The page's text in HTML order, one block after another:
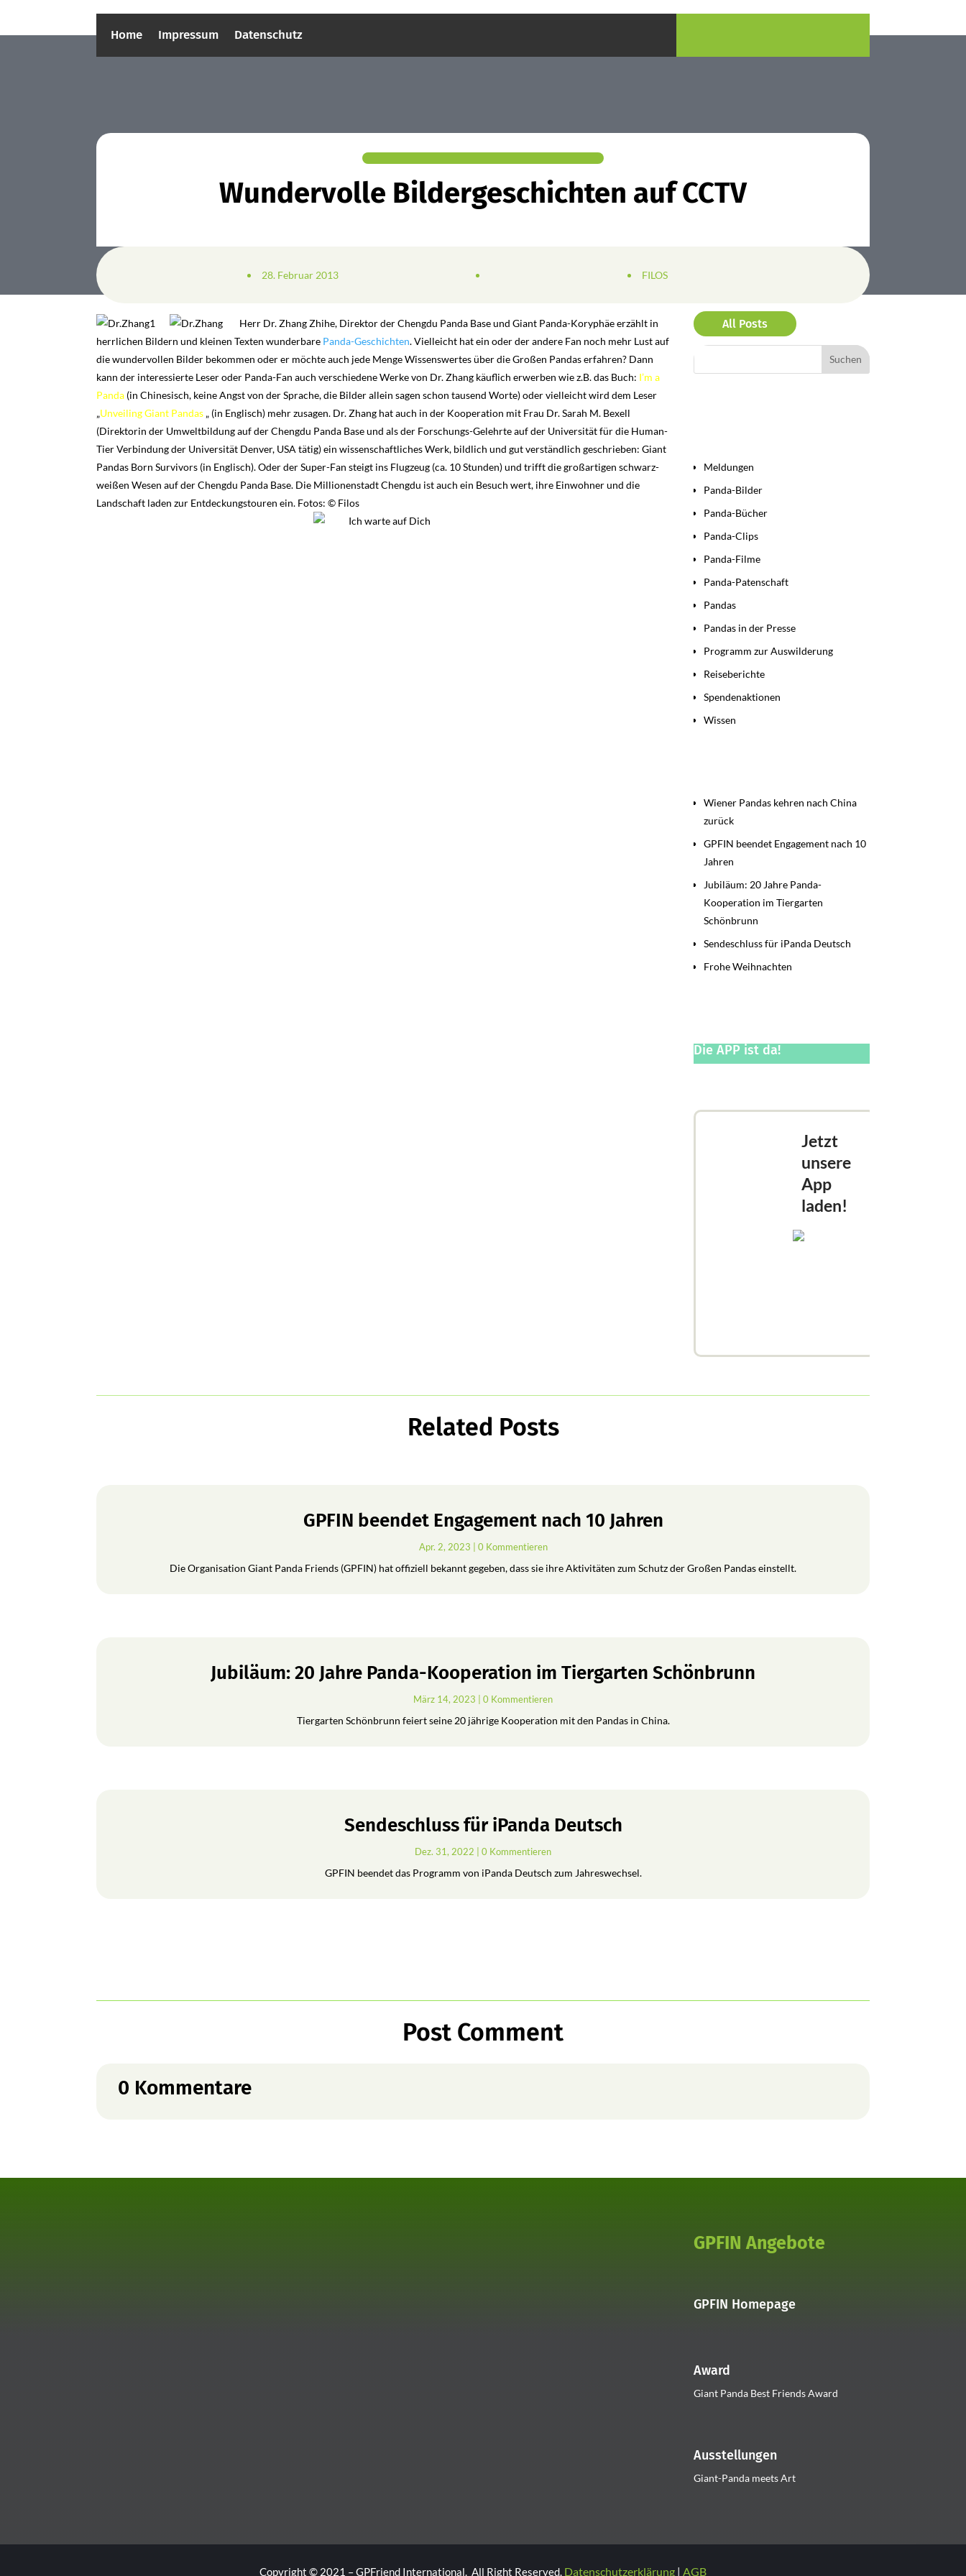
Home Impressum Datenschutz
Wundervolle Bildergeschichten auf CCTV
28. Februar 2013 FILOS
Herr Dr. Zhang Zhihe, Direktor der Chengdu Panda Base und Giant Panda-Koryphäe erzählt in
herrlichen Bildern und kleinen Texten wunderbare Panda-Geschichten. Vielleicht hat ein oder der andere Fan noch mehr Lust auf
die wundervollen Bilder bekommen oder er möchte auch jede Menge Wissenswertes über die Großen Pandas erfahren? Dann
kann der interessierte Leser oder Panda-Fan auch verschiedene Werke von Dr. Zhang käuflich erwerben wie z.B. das Buch: I’m a
Panda (in Chinesisch, keine Angst von der Sprache, die Bilder allein sagen schon tausend Worte) oder vielleicht wird dem Leser
„Unveiling Giant Pandas „ (in Englisch) mehr zusagen. Dr. Zhang hat auch in der Kooperation mit Frau Dr. Sarah M. Bexell
(Direktorin der Umweltbildung auf der Chengdu Panda Base und als der Forschungs-Gelehrte auf der Universität für die Human-
Tier Verbindung der Universität Denver, USA tätig) ein wissenschaftliches Werk, bildlich und gut verständlich geschrieben: Giant
Pandas Born Survivors (in Englisch). Oder der Super-Fan steigt ins Flugzeug (ca. 10 Stunden) und trifft die großartigen schwarz-
weißen Wesen auf der Chengdu Panda Base. Die Millionenstadt Chengdu ist auch ein Besuch wert, ihre Einwohner und die
Landschaft laden zur Entdeckungstouren ein. Fotos: © Filos
All Posts
Meldungen
Panda-Bilder
Panda-Bücher
Panda-Clips
Panda-Filme
Panda-Patenschaft
Pandas
Pandas in der Presse
Programm zur Auswilderung
Reiseberichte
Spendenaktionen
Wissen
Wiener Pandas kehren nach China
zurück
GPFIN beendet Engagement nach 10
Jahren
Jubiläum: 20 Jahre Panda-
Kooperation im Tiergarten
Schönbrunn
Sendeschluss für iPanda Deutsch
Frohe Weihnachten
Die APP ist da!
Jetzt
unsere
App
laden!
Related Posts
GPFIN beendet Engagement nach 10 Jahren
Apr. 2, 2023 | 0 Kommentieren
Die Organisation Giant Panda Friends (GPFIN) hat offiziell bekannt gegeben, dass sie ihre Aktivitäten zum Schutz der Großen Pandas einstellt.
Jubiläum: 20 Jahre Panda-Kooperation im Tiergarten Schönbrunn
März 14, 2023 | 0 Kommentieren
Tiergarten Schönbrunn feiert seine 20 jährige Kooperation mit den Pandas in China.
Sendeschluss für iPanda Deutsch
Dez. 31, 2022 | 0 Kommentieren
GPFIN beendet das Programm von iPanda Deutsch zum Jahreswechsel.
Post Comment
0 Kommentare
GPFIN Angebote
GPFIN Homepage
Award
Giant Panda Best Friends Award
Ausstellungen
Giant-Panda meets Art
Copyright © 2021 – GPFriend International. All Right Reserved. Datenschutzerklärung | AGB